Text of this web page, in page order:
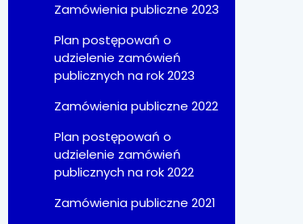
Zamówienia publiczne 2023
Plan postępowań o
udzielenie zamówień
publicznych na rok 2023
Zamówienia publiczne 2022
Plan postępowań o
udzielenie zamówień
publicznych na rok 2022
Zamówienia publiczne 2021